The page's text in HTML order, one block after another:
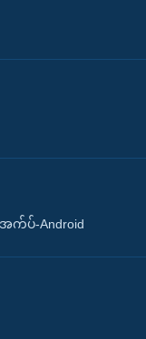
ပ်-Android